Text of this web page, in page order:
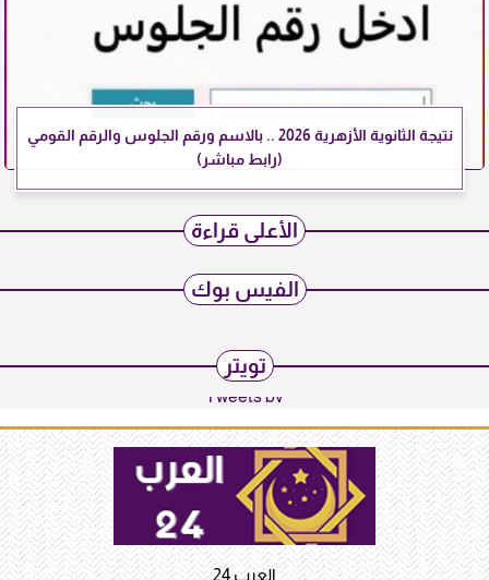
نتيجة الثانوية الأزهرية 2026 .. بالاسم ورقم الجلوس والرقم القومي
(رابط مباشر)
الأعلى قراءة
الفيس بوك
تويتر
Tweets by
العرب 24